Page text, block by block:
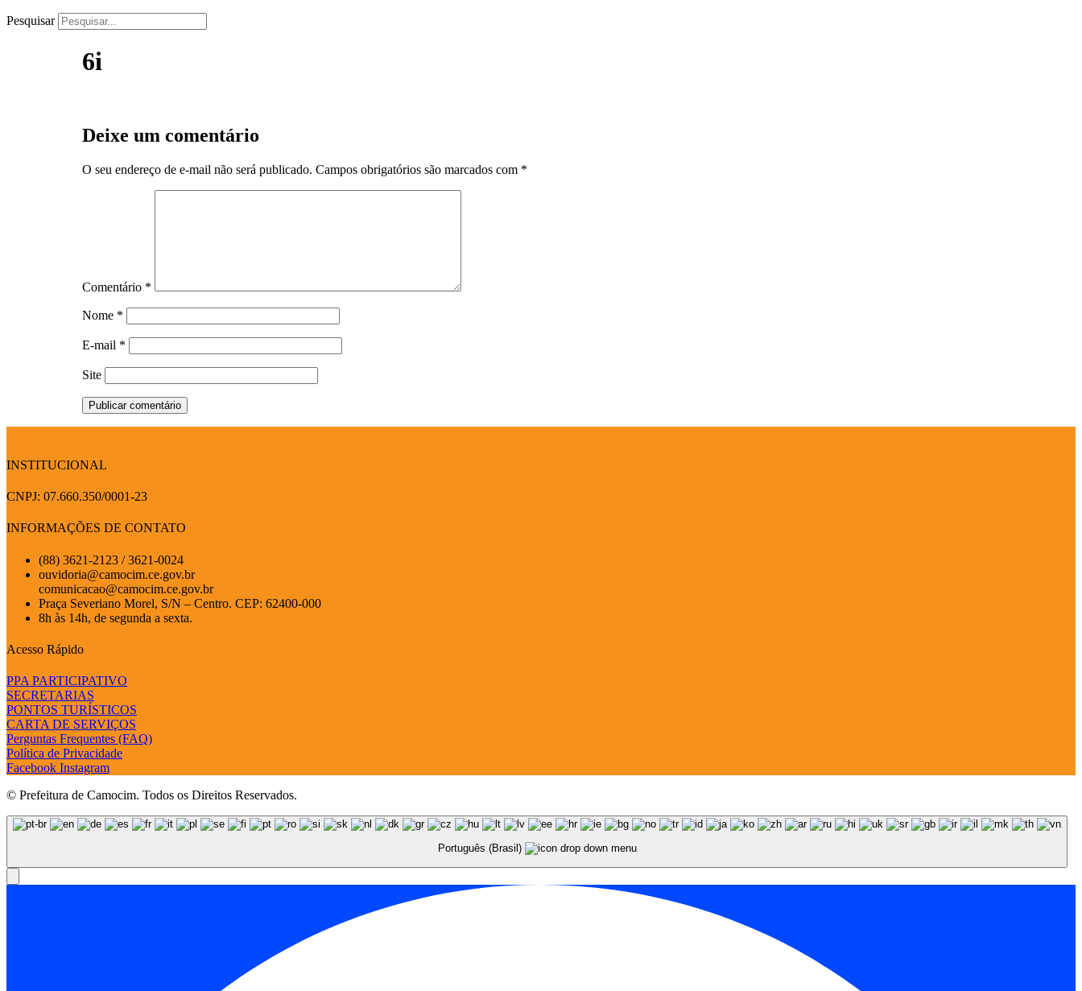
Pesquisar
6i
Deixe um comentário
O seu endereço de e-mail não será publicado. Campos obrigatórios são marcados com *
Comentário *
Nome *
E-mail *
Site
INSTITUCIONAL
CNPJ: 07.660.350/0001-23
INFORMAÇÕES DE CONTATO
(88) 3621-2123 / 3621-0024
ouvidoria@camocim.ce.gov.br
comunicacao@camocim.ce.gov.br
Praça Severiano Morel, S/N – Centro. CEP: 62400-000
8h às 14h, de segunda a sexta.
Acesso Rápido
PPA PARTICIPATIVO
SECRETARIAS
PONTOS TURÍSTICOS
CARTA DE SERVIÇOS
Perguntas Frequentes (FAQ)
Política de Privacidade
Facebook Instagram
© Prefeitura de Camocim. Todos os Direitos Reservados.
Português (Brasil)